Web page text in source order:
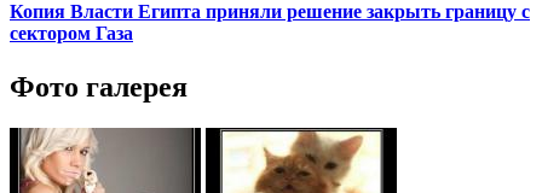
Копия Власти Египта приняли решение закрыть границу с
сектором Газа
Фото галерея